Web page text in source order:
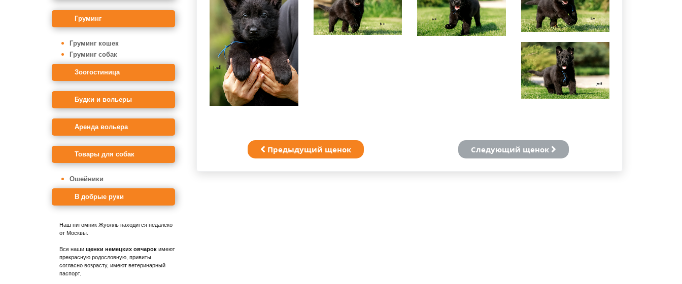
Груминг
Груминг кошек
Груминг собак
Зоогостиница
Будки и вольеры
Аренда вольера
Товары для собак
Ошейники
В добрые руки
Наш питомник Жуолль находится недалеко
от Москвы.
Все наши щенки немецких овчарок имеют
прекрасную родословную, привиты
согласно возрасту, имеют ветеринарный
паспорт.
Предыдущий щенок Следующий щенок